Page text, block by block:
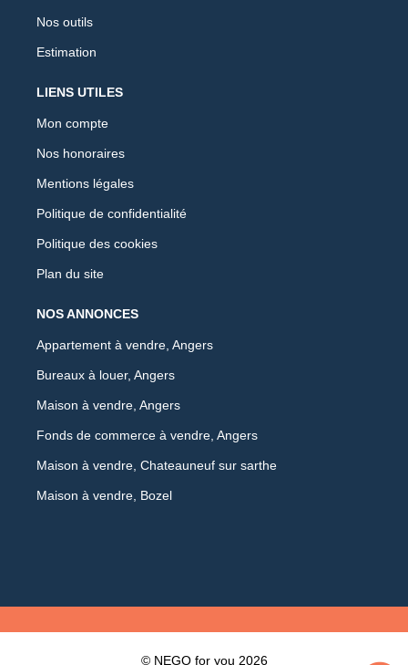
Nos outils
Estimation
LIENS UTILES
Mon compte
Nos honoraires
Mentions légales
Politique de confidentialité
Politique des cookies
Plan du site
NOS ANNONCES
Appartement à vendre, Angers
Bureaux à louer, Angers
Maison à vendre, Angers
Fonds de commerce à vendre, Angers
Maison à vendre, Chateauneuf sur sarthe
Maison à vendre, Bozel
© NEGO for you 2026